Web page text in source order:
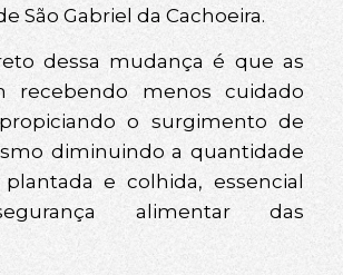
São Gabriel da Cachoeira.
dessa mudança é que as
recebendo menos cuidado
o surgimento de
diminuindo a quantidade
e colhida, essencial
alimentar das